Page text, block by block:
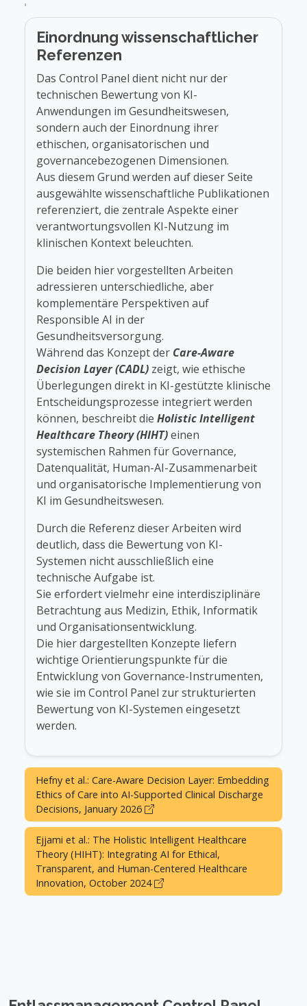
Einordnung wissenschaftlicher
Referenzen
Das Control Panel dient nicht nur der
technischen Bewertung von KI-
Anwendungen im Gesundheitswesen,
sondern auch der Einordnung ihrer
ethischen, organisatorischen und
governancebezogenen Dimensionen.
Aus diesem Grund werden auf dieser Seite
ausgewählte wissenschaftliche Publikationen
referenziert, die zentrale Aspekte einer
verantwortungsvollen KI-Nutzung im
klinischen Kontext beleuchten.
Die beiden hier vorgestellten Arbeiten
adressieren unterschiedliche, aber
komplementäre Perspektiven auf
Responsible AI in der
Gesundheitsversorgung.
Während das Konzept der Care-Aware
Decision Layer (CADL) zeigt, wie ethische
Überlegungen direkt in KI-gestützte klinische
Entscheidungsprozesse integriert werden
können, beschreibt die Holistic Intelligent
Healthcare Theory (HIHT)einen
systemischen Rahmen für Governance,
Datenqualität, Human-AI-Zusammenarbeit
und organisatorische Implementierung von
KI im Gesundheitswesen.
Durch die Referenz dieser Arbeiten wird
deutlich, dass die Bewertung von KI-
Systemen nicht ausschließlich eine
technische Aufgabe ist.
Sie erfordert vielmehr eine interdisziplinäre
Betrachtung aus Medizin, Ethik, Informatik
und Organisationsentwicklung.
Die hier dargestellten Konzepte liefern
wichtige Orientierungspunkte für die
Entwicklung von Governance-Instrumenten,
wie sie im Control Panel zur strukturierten
Bewertung von KI-Systemen eingesetzt
werden.
Hefny et al.: Care-Aware Decision Layer: Embedding
Ethics of Care into AI-Supported Clinical Discharge
Decisions, January 2026
Ejjami et al.: The Holistic Intelligent Healthcare
Theory (HIHT): Integrating AI for Ethical,
Transparent, and Human-Centered Healthcare
Innovation, October 2024